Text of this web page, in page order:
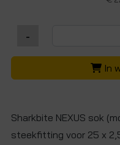
-
In
Sharkbite NEXUS sok
steekfitting voor 25 x